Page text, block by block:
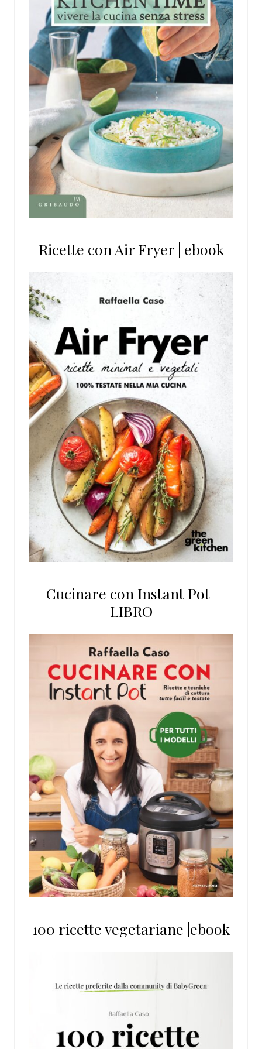
Ricette con Air Fryer | ebook
Cucinare con Instant Pot |
LIBRO
100 ricette vegetariane |ebook